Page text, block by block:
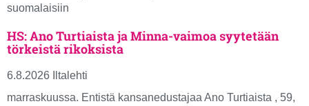
suomalaisiin
HS: Ano Turtiaista ja Minna-vaimoa syytetään
törkeistä rikoksista
6.8.2026 Iltalehti
marraskuussa. Entistä kansanedustajaa Ano Turtiaista , 59,